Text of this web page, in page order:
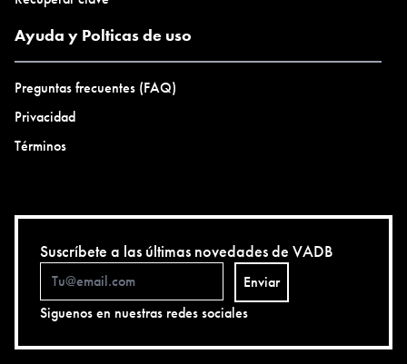
Ayuda y Polticas de uso
Preguntas frecuentes (FAQ)
Privacidad
Términos
Suscríbete a las últimas novedades de VADB
Enviar
Siguenos en nuestras redes sociales